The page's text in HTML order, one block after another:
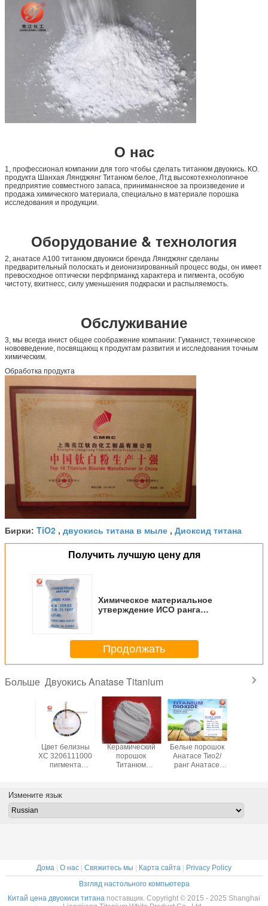
О нас
1, профессионал компании для того чтобы сделать титанюм двуокись. КО.
продукта Шанхая Лянгджянг Титанюм белое, Лтд высокотехнологичное
предприятие совместного запаса, приниманнсяое за произведение и
продажа химического материала, специально в материале порошка
исследования и продукции.
Оборудование & технология
2, анатасе А100 титанюм двуокиси бренда Лянгджянг сделаны
предварительный полоскать и деионизированный процесс воды, он имеет
превосходное оптически перфпрманкд характера и пигмента, особую
чистоту, вхитнесс, силу уменьшения подкраски и распыляемость.
Обслуживание
3, мы всегда инист общее соображение компании: Гуманист, техническое
нововведение, посвящающ к продуктам развития и исследования точным
химическим.
Обработка продукта
Бирки: TiO2 , двуокись титана в мыле , Диоксид титана
Получить лучшую цену для
Химическое материальное
утверждение ИСО ранга
Продолжать
Больше Двуокись Anatase Titanium
Б101
Цвет белизны
ХС 3206111000
пигмента
Анатасе
качества еды
Керамический
порошок
Титанюм
Титанюм
Белые порошок
Анатасе Тио2/
ранг Анатасе
краски
Измените язык
Дома О нас Свяжитесь мы Карта сайта
Privacy Policy
Взгляд настольного компьютера
Китай цена двуокиси титана поставщик. Copyright © 2015 - 2025 Shanghai